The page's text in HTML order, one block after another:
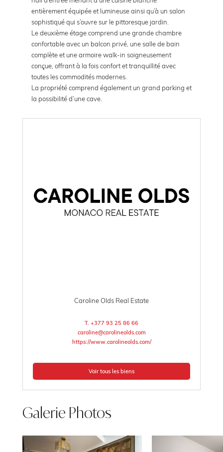
entièrement équipée et lumineuse ainsi qu’à un salon
sophistiqué qui s’ouvre sur le pittoresque jardin.
Le deuxième étage comprend une grande chambre
confortable avec un balcon privé, une salle de bain
complète et une armoire walk-in soigneusement
conçue, offrant à la fois confort et tranquillité avec
toutes les commodités modernes.
La propriété comprend également un grand parking et
la possibilité d’une cave.
Caroline Olds Real Estate
T. +377 93 25 86 66
caroline@carolineolds.com
https://www.carolineolds.com/
Voir tous les biens
Galerie Photos